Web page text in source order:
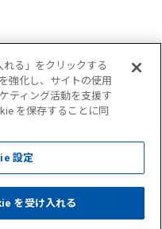
All Rights reserved
れる」をクリックする
強化し、サイトの使用
ティング活動を支援す
を保存することに同
設定
を受け入れる